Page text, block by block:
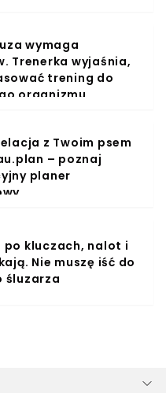
wymaga
Trenerka wyjaśnia,
trening do
organizmu
z Twoim psem
– poznaj
planer
po kluczach, nalot i
Nie muszę iść do
śluzarza